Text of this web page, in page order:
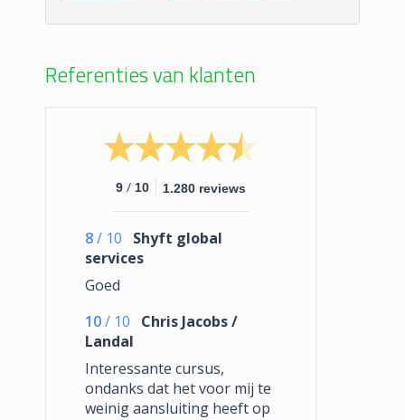
Referenties van klanten
9 / 10 1.280 reviews
8/ 10
Shyft global
services
Goed
10/ 10
Chris Jacobs /
Landal
Interessante cursus,
ondanks dat het voor mij te
weinig aansluiting heeft op